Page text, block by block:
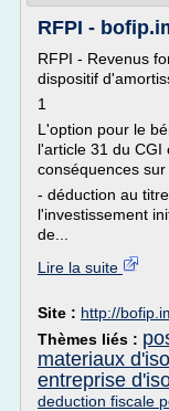
RFPI -
RFPI - Revenus
dispositif
1
L'option pour le
l'article 31 du
conséquences
- déduction au
l'investissement
de...
Lire la suite
Site : http://
Thèmes liés :
materiaux
entreprise
deduction fiscale